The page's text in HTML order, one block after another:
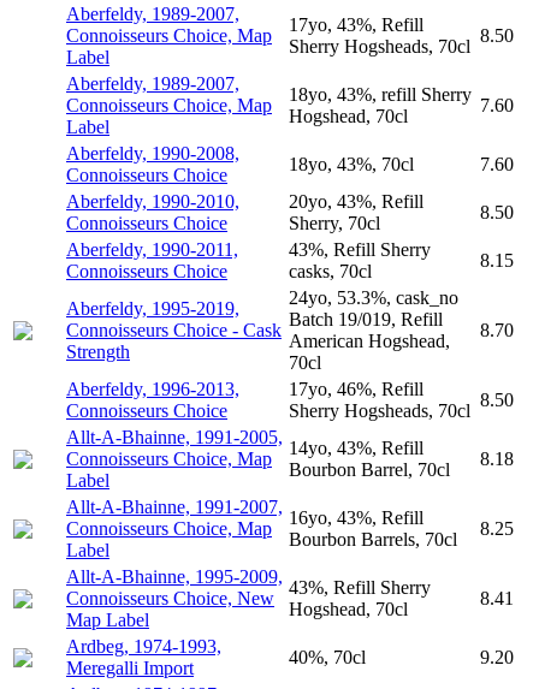
Aberfeldy, 1989-2007,
Connoisseurs Choice, Map
Label
17yo, 43%, Refill
Sherry Hogsheads, 70cl
8.50
Aberfeldy, 1989-2007,
Connoisseurs Choice, Map
Label
18yo, 43%, refill Sherry
Hogshead, 70cl
7.60
Aberfeldy, 1990-2008,
Connoisseurs Choice
18yo, 43%, 70cl
7.60
Aberfeldy, 1990-2010,
Connoisseurs Choice
20yo, 43%, Refill
Sherry, 70cl
8.50
Aberfeldy, 1990-2011,
Connoisseurs Choice
43%, Refill Sherry
casks, 70cl
8.15
Aberfeldy, 1995-2019,
Connoisseurs Choice - Cask
Strength
24yo, 53.3%, cask_no
Batch 19/019, Refill
American Hogshead,
70cl
8.70
Aberfeldy, 1996-2013,
Connoisseurs Choice
17yo, 46%, Refill
Sherry Hogsheads, 70cl
8.50
Allt-A-Bhainne, 1991-2005,
Connoisseurs Choice, Map
Label
14yo, 43%, Refill
Bourbon Barrel, 70cl
8.18
Allt-A-Bhainne, 1991-2007,
Connoisseurs Choice, Map
Label
16yo, 43%, Refill
Bourbon Barrels, 70cl
8.25
Allt-A-Bhainne, 1995-2009,
Connoisseurs Choice, New
Map Label
43%, Refill Sherry
Hogshead, 70cl
8.41
Ardbeg, 1974-1993,
Meregalli Import
40%, 70cl
9.20